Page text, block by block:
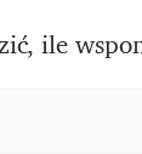
ile